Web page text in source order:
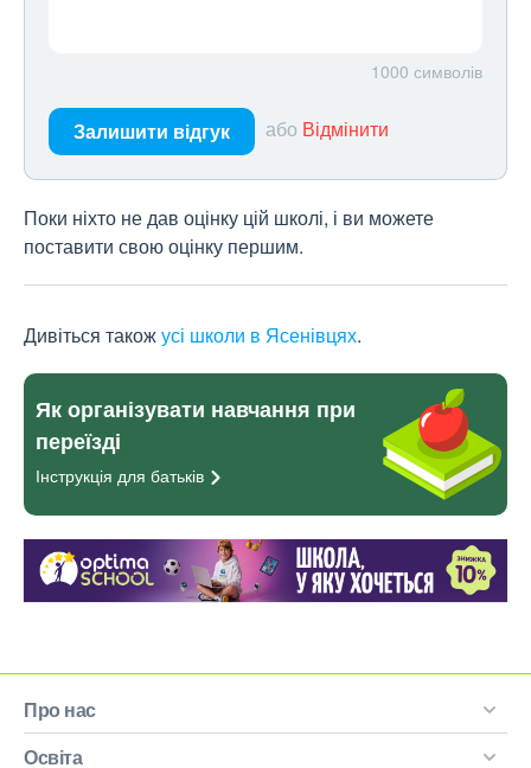
1000 символів
Залишити відгук або Відмінити
Поки ніхто не дав оцінку цій школі, і ви можете
поставити свою оцінку першим.
Дивіться такожусі школи в Ясенівцях.
Як організувати навчання при
переїзді
Інструкція для батьків
Про нас
Освіта